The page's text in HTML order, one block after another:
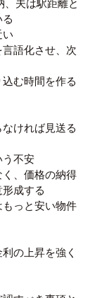
語化させ、次
む時間を作る
ければ見送る
不安
、価格の納得
成する
っと安い物件
の上昇を強く